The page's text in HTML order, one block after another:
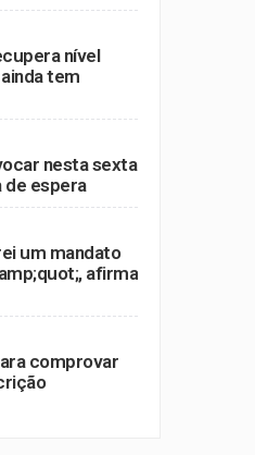
nível
tem
nesta sexta
de espera
um mandato
afirma
comprovar